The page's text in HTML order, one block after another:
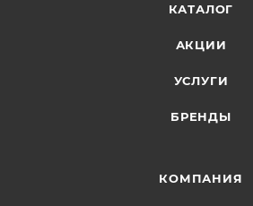
КАТАЛОГ
АКЦИИ
УСЛУГИ
БРЕНДЫ
КОМПАНИЯ